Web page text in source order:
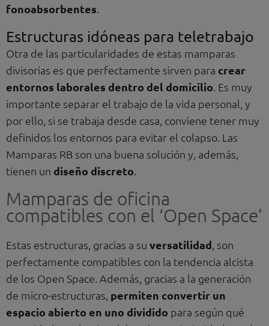
fonoabsorbentes.
Estructuras idóneas para teletrabajo
Otra de las particularidades de estas mamparas
divisorias es que perfectamente sirven para crear
entornos laborales dentro del domicilio. Es muy
importante separar el trabajo de la vida personal, y
por ello, si se trabaja desde casa, conviene tener muy
definidos los entornos para evitar el colapso. Las
Mamparas RB son una buena solución y, además,
tienen un diseño discreto.
Mamparas de oficina
compatibles con el ‘Open Space’
Estas estructuras, gracias a su versatilidad, son
perfectamente compatibles con la tendencia alcista
de los Open Space. Además, gracias a la generación
de micro-estructuras, permiten convertir un
espacio abierto en uno dividido para según qué